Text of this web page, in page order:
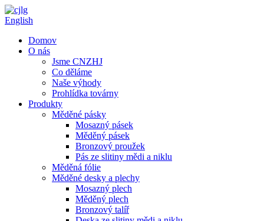
English
Domov
O nás
Jsme CNZHJ
Co děláme
Naše výhody
Prohlídka továrny
Produkty
Měděné pásky
Mosazný pásek
Měděný pásek
Bronzový proužek
Pás ze slitiny mědi a niklu
Měděná fólie
Měděné desky a plechy
Mosazný plech
Měděný plech
Bronzový talíř